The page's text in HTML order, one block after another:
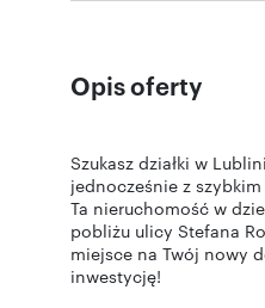
Opis oferty
Szukasz działki w
jednocześnie z
Ta nieruchomość w
pobliżu ulicy Stefana
miejsce na Twój nowy
inwestycję!